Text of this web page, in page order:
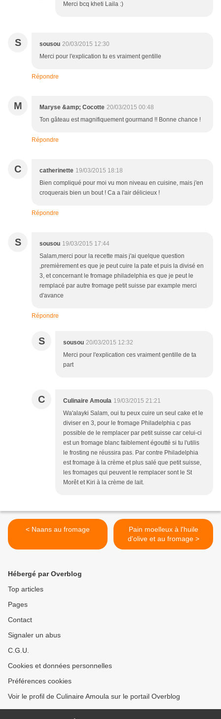
Merci bcq kheti Laila :)
S sousou 20/03/2015 12:30
Merci pour l'explication tu es vraiment gentille
Répondre
M Maryse &amp; Cocotte 20/03/2015 00:48
Ton gâteau est magnifiquement gourmand !! Bonne chance !
Répondre
C catherinette 19/03/2015 18:18
Bien compliqué pour moi vu mon niveau en cuisine, mais j'en
croquerais bien un bout ! Ca a l'air délicieux !
Répondre
S sousou 19/03/2015 17:44
Salam,merci pour la recette mais j'ai quelque question
,premièrement es que je peut cuire la pate et puis la divisé en
3, et concernant le fromage philadelphia es que je peut le
remplacé par autre fromage petit suisse par example merci
d'avance
Répondre
S sousou 20/03/2015 12:32
Merci pour l'explication ces vraiment gentille de ta
part
C Culinaire Amoula 19/03/2015 21:21
Wa'alayki Salam, oui tu peux cuire un seul cake et le
diviser en 3, pour le fromage Philadelphia c pas
possible de le remplacer par petit suisse car celui-ci
est un fromage blanc faiblement égoutté si tu l'utilis
le frosting ne réussira pas. Par contre Philadelphia
est fromage à la crème et plus salé que petit suisse,
les fromages qui peuvent le remplacer sont le St
Morêt et Kiri à la crème de lait.
< Naans au fromage
Pain moelleux à l'huile
d'olive et au fromage >
Hébergé par Overblog
Top articles
Pages
Contact
Signaler un abus
C.G.U.
Cookies et données personnelles
Préférences cookies
Voir le profil de Culinaire Amoula sur le portail Overblog